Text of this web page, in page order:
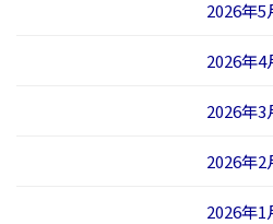
2026年5
2026年4
2026年3
2026年2
2026年1